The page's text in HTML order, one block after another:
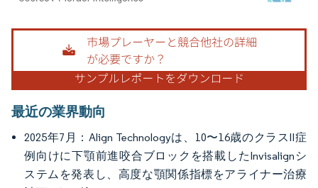
画像 © Mordor Intelligence。再利用にはCC BY 4.0の表示が必要です。
最近の業界動向
2025年7月：Align Technologyは、10〜16歳のクラスII症
例向けに下顎前進咬合ブロックを搭載したInvisalignシ
ステムを発表し、高度な顎関係指標をアライナー治療